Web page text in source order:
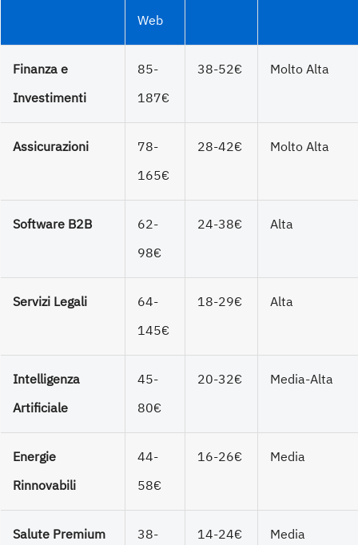
Web
Finanza e
Investimenti
85-
187€
38-52€ Molto Alta
Assicurazioni
78-
165€
28-42€ Molto Alta
Software B2B
62-
98€
24-38€ Alta
Servizi Legali
64-
145€
18-29€ Alta
Intelligenza
Artificiale
45-
80€
20-32€ Media-Alta
Energie
Rinnovabili
44-
58€
16-26€ Media
Salute Premium
38-
14-24€ Media